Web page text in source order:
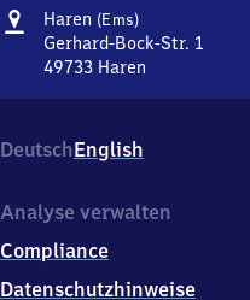
Adresse
Haren (Ems)Haren
(Ems)
Gerhard-Bock-Str. 1
49733 Haren
Gerhard-
Bock-
1,
9
7
DeutschEnglish
Analyse verwalten
Compliance
Datenschutzhinweise